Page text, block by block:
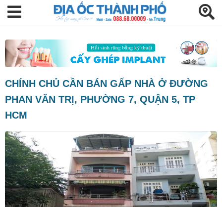
CHÍNH CHỦ CẦN BÁN GẤP NHÀ Ở ĐƯỜNG
PHAN VĂN TRỊ, PHƯỜNG 7, QUẬN 5, TP
HCM